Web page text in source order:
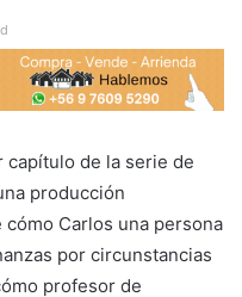
capítulo de la serie de
producción
Carlos una persona
por circunstancias
profesor de